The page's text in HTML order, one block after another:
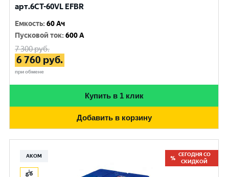
арт.6CТ-60VL EFBR
Емкость:60 Ач
Пусковой ток:600 A
7 300руб.
6 760 руб.
при обмене
Купить в 1 клик
Добавить в корзину
АКОМ
СЕГОДНЯ СО
СКИДКОЙ